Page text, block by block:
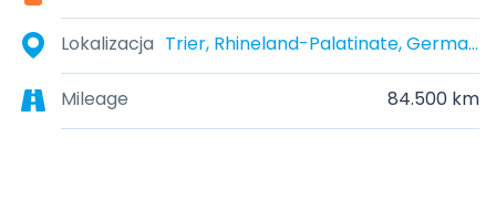
Lokalizacja Trier, Rhineland-Palatinate, Germany
Mileage 84.500 km